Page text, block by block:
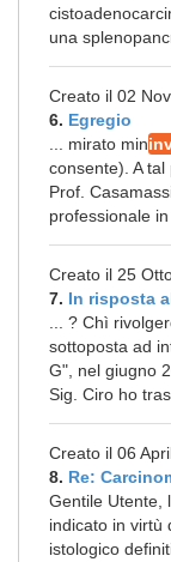
una
Creato il 02
6. Egregio
... mirato min
consente). A
Prof.
professionale
Creato il 25
7. In risposta
... ? Chì
sottoposta ad
G", nel giugno
Sig. Ciro ho
Creato il 06
8. Re:
Gentile Utente,
indicato in virtù
istologico